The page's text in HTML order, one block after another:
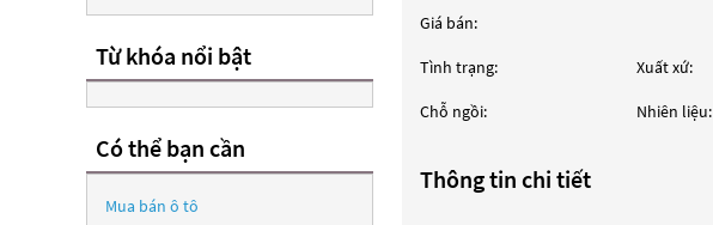
Giá bán:
Tình trạng: Xuất xứ:
Chỗ ngồi: Nhiên liệu:
Thông tin chi tiết
Từ khóa nổi bật
Có thể bạn cần
Mua bán ô tô